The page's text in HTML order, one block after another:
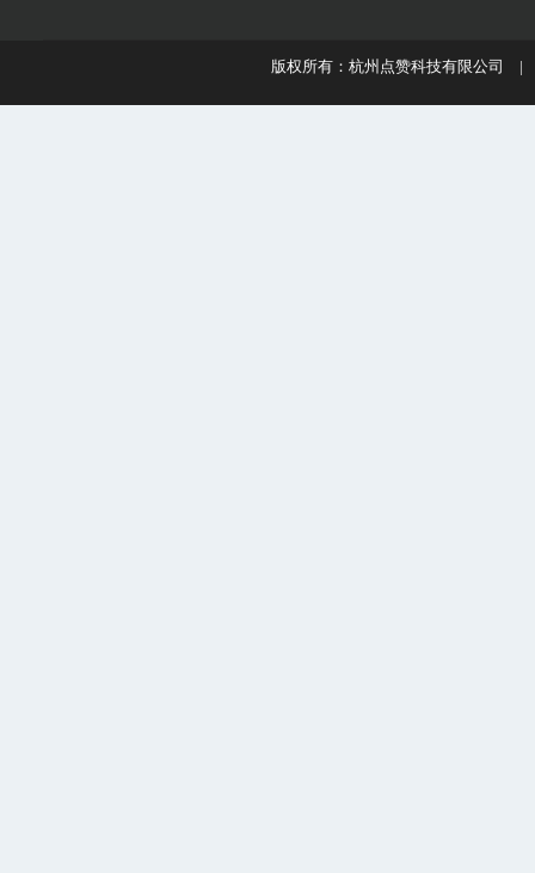
版权所有：杭州点赞科技有限公司